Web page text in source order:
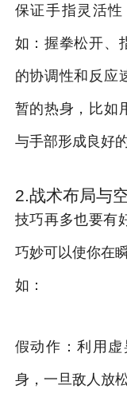
保证手指灵活
如：握拳松开、
的协调性和反应
暂的热身，比如
与手部形成良好的
2.战术布局与
技巧再多也要有
巧妙可以使你在
如：
假动作：利用
身，一旦敌人放